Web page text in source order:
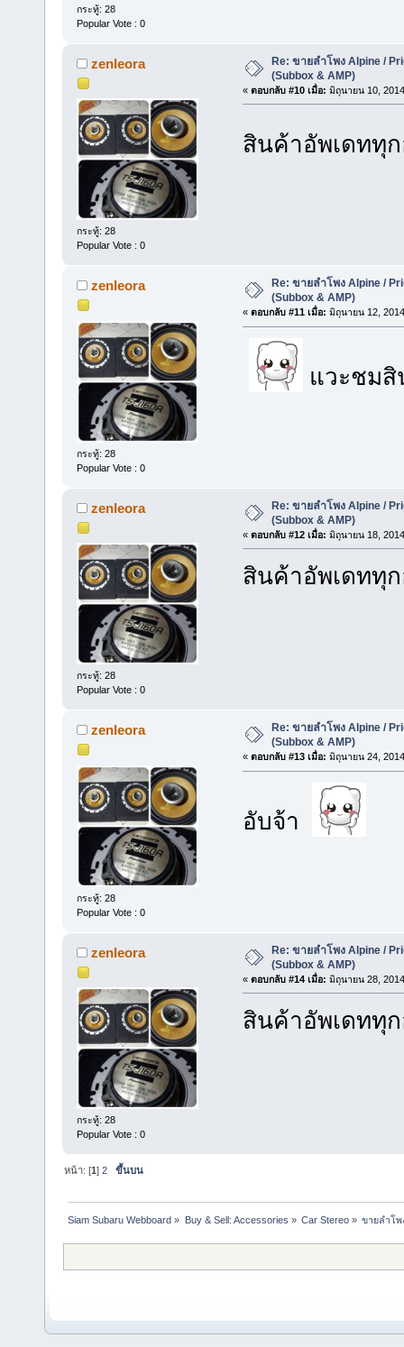
กระทู้: 28
Popular Vote : 0
zenleora
กระทู้: 28
Popular Vote : 0
Re: ขายลำโพง Alpine /
(Subbox & AMP)
« ตอบกลับ #10 เมื่อ: มิถุนายน 10,
สินค้าอัพเดททุ
zenleora
กระทู้: 28
Popular Vote : 0
Re: ขายลำโพง Alpine /
(Subbox & AMP)
« ตอบกลับ #11 เมื่อ: มิถุนายน 12,
แวะชม
zenleora
กระทู้: 28
Popular Vote : 0
Re: ขายลำโพง Alpine /
(Subbox & AMP)
« ตอบกลับ #12 เมื่อ: มิถุนายน 18,
สินค้าอัพเดททุ
zenleora
กระทู้: 28
Popular Vote : 0
Re: ขายลำโพง Alpine /
(Subbox & AMP)
« ตอบกลับ #13 เมื่อ: มิถุนายน 24,
อับจ้า
zenleora
กระทู้: 28
Popular Vote : 0
Re: ขายลำโพง Alpine /
(Subbox & AMP)
« ตอบกลับ #14 เมื่อ: มิถุนายน 28,
สินค้าอัพเดททุ
หน้า: [1]2 ขึ้นบน
Siam Subaru Webboard » Buy & Sell: Accessories » Car Stereo» ขายลำโพ